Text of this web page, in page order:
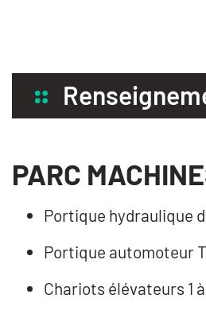
PARC
Portique hydraulique
Portique automoteur
Chariots élévateurs 1